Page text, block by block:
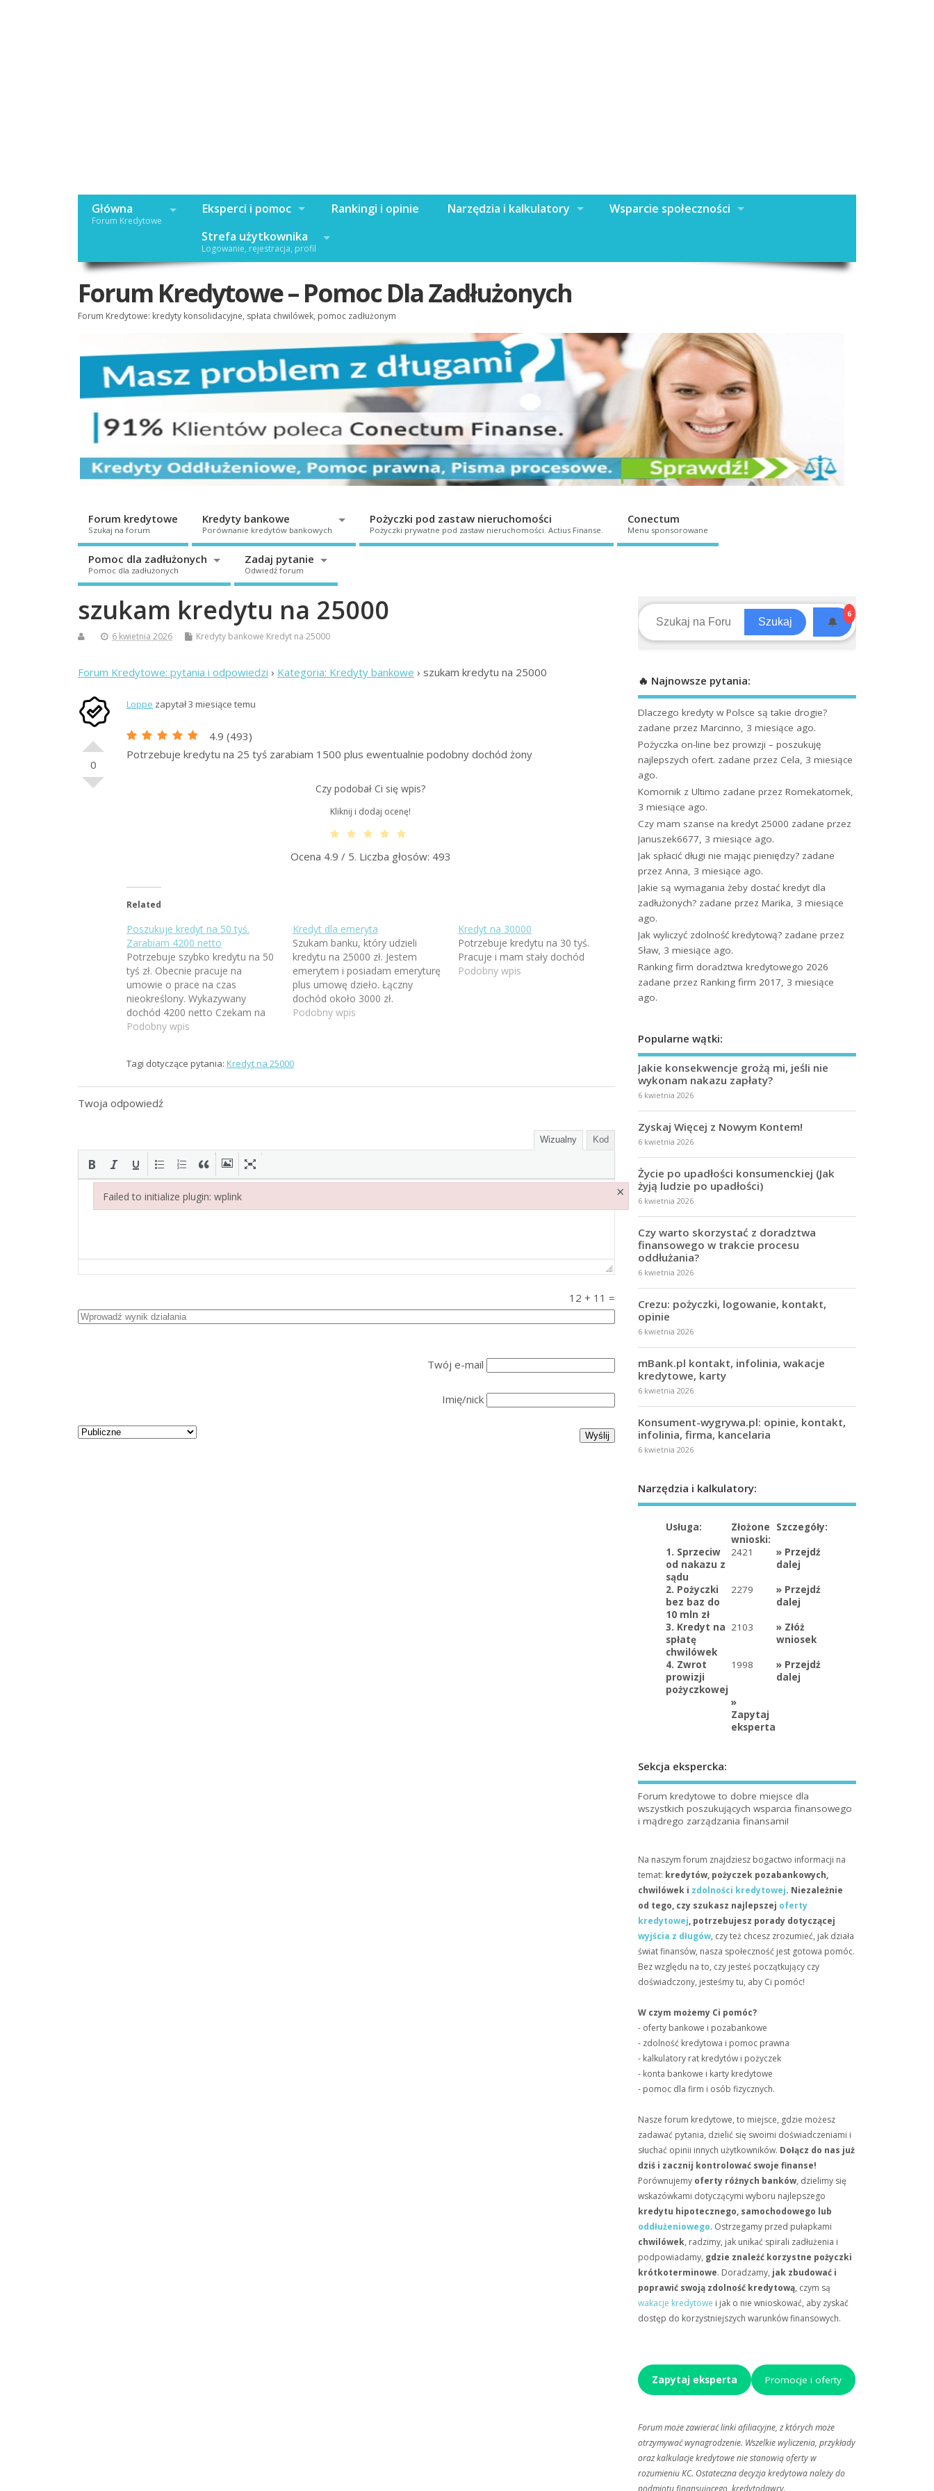
Główna
Forum Kredytowe
Eksperci i pomoc Rankingi i opinie Narzędzia i kalkulatory
Wsparcie społeczności
Strefa użytkownika
Logowanie, rejestracja, profil
Forum Kredytowe – Pomoc Dla Zadłużonych
Forum Kredytowe: kredyty konsolidacyjne, spłata chwilówek, pomoc zadłużonym
Forum kredytowe
Szukaj na forum
Kredyty bankowe
Porównanie kredytów bankowych
Pożyczki pod zastaw nieruchomości
Pożyczki prywatne pod zastaw nieruchomości. Actius Finanse.
Conectum
Menu sponsorowane
Pomoc dla zadłużonych
Pomoc dla zadłużonych
Zadaj pytanie
Odwiedź forum
szukam kredytu na 25000
6 kwietnia 2026 Kredyty bankowe Kredyt na 25000
Forum Kredytowe: pytania i odpowiedzi › Kategoria: Kredyty bankowe › szukam kredytu na 25000
0
Loppe zapytał 3 miesiące temu
4.9 (493)
Potrzebuje kredytu na 25 tyś zarabiam 1500 plus ewentualnie podobny dochód żony
Czy podobał Ci się wpis?
Kliknij i dodaj ocenę!
Ocena 4.9 / 5. Liczba głosów: 493
Related
Poszukuje kredyt na 50 tyś.
Zarabiam 4200 netto
Potrzebuje szybko kredytu na 50
tyś zł. Obecnie pracuje na
umowie o prace na czas
nieokreślony. Wykazywany
dochód 4200 netto Czekam na
kontakt
Podobny wpis
Kredyt dla emeryta
Szukam banku, który udzieli
kredytu na 25000 zł. Jestem
emerytem i posiadam emeryturę
plus umowę dzieło. Łączny
dochód około 3000 zł.
Podobny wpis
Kredyt na 30000
Potrzebuje kredytu na 30 tyś.
Pracuje i mam stały dochód
Podobny wpis
Tagi dotyczące pytania: Kredyt na 25000
Twoja odpowiedź
Wizualny Kod
12 + 11 =
Twój e-mail
Imię/nick
Szukaj 🔔
6
🔥 Najnowsze pytania:
Dlaczego kredyty w Polsce są takie drogie?
zadane przez Marcinno, 3 miesiące ago.
Pożyczka on-line bez prowizji – poszukuję
najlepszych ofert. zadane przez Cela, 3 miesiące
ago.
Komornik z Ultimo zadane przez Romekatomek,
3 miesiące ago.
Czy mam szanse na kredyt 25000 zadane przez
Januszek6677, 3 miesiące ago.
Jak spłacić długi nie mając pieniędzy? zadane
przez Anna, 3 miesiące ago.
Jakie są wymagania żeby dostać kredyt dla
zadłużonych? zadane przez Marika, 3 miesiące
ago.
Jak wyliczyć zdolność kredytową? zadane przez
Sław, 3 miesiące ago.
Ranking firm doradztwa kredytowego 2026
zadane przez Ranking firm 2017, 3 miesiące
ago.
Popularne wątki:
Jakie konsekwencje grożą mi, jeśli nie
wykonam nakazu zapłaty?
6 kwietnia 2026
Zyskaj Więcej z Nowym Kontem!
6 kwietnia 2026
Życie po upadłości konsumenckiej (Jak
żyją ludzie po upadłości)
6 kwietnia 2026
Czy warto skorzystać z doradztwa
finansowego w trakcie procesu
oddłużania?
6 kwietnia 2026
Crezu: pożyczki, logowanie, kontakt,
opinie
6 kwietnia 2026
mBank.pl kontakt, infolinia, wakacje
kredytowe, karty
6 kwietnia 2026
Konsument-wygrywa.pl: opinie, kontakt,
infolinia, firma, kancelaria
6 kwietnia 2026
Narzędzia i kalkulatory:
Usługa:
Złożone
wnioski:
Szczegóły:
1. Sprzeciw
od nakazu z
sądu
2421 » Przejdź
dalej
2. Pożyczki
bez baz do
10 mln zł
2279 » Przejdź
dalej
3. Kredyt na
spłatę
chwilówek
2103 » Złóż
wniosek
4. Zwrot
prowizji
pożyczkowej
1998 » Przejdź
dalej
»
Zapytaj
eksperta
Sekcja ekspercka:
Forum kredytowe to dobre miejsce dla
wszystkich poszukujących wsparcia finansowego
i mądrego zarządzania finansami!
Na naszym forum znajdziesz bogactwo informacji na
temat: kredytów, pożyczek pozabankowych,
chwilówek i zdolności kredytowej. Niezależnie
od tego, czy szukasz najlepszej oferty
kredytowej, potrzebujesz porady dotyczącej
wyjścia z długów, czy też chcesz zrozumieć, jak działa
świat finansów, nasza społeczność jest gotowa pomóc.
Bez względu na to, czy jesteś początkujący czy
doświadczony, jesteśmy tu, aby Ci pomóc!
W czym możemy Ci pomóc?
- oferty bankowe i pozabankowe
- zdolność kredytowa i pomoc prawna
- kalkulatory rat kredytów i pożyczek
- konta bankowe i karty kredytowe
- pomoc dla firm i osób fizycznych.
Nasze forum kredytowe, to miejsce, gdzie możesz
zadawać pytania, dzielić się swoimi doświadczeniami i
słuchać opinii innych użytkowników. Dołącz do nas już
dziś i zacznij kontrolować swoje finanse!
Porównujemy oferty różnych banków, dzielimy się
wskazówkami dotyczącymi wyboru najlepszego
kredytu hipotecznego, samochodowego lub
oddłużeniowego. Ostrzegamy przed pułapkami
chwilówek, radzimy, jak unikać spirali zadłużenia i
podpowiadamy, gdzie znaleźć korzystne pożyczki
krótkoterminowe. Doradzamy, jak zbudować i
poprawić swoją zdolność kredytową, czym są
wakacje kredytowe i jak o nie wnioskować, aby zyskać
dostęp do korzystniejszych warunków finansowych.
Zapytaj eksperta Promocje i oferty
Forum może zawierać linki afiliacyjne, z których może
otrzymywać wynagrodzenie. Wszelkie wyliczenia, przykłady
oraz kalkulacje kredytowe nie stanowią oferty w
rozumieniu KC. Ostateczna decyzja kredytowa należy do
Failed to initialize plugin: wplink ×
Failed to initialize plugin: wplink